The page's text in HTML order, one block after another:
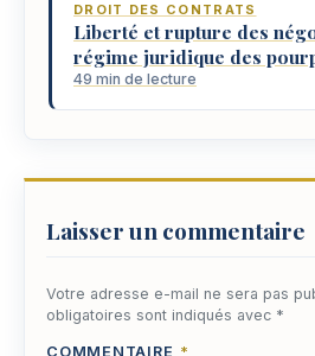
DROIT DES CONTRATS
Liberté et rupture des
régime juridique des
49 min de lecture
Laisser un commentaire
Votre adresse e-mail ne sera pas
obligatoires sont indiqués avec *
COMMENTAIRE *